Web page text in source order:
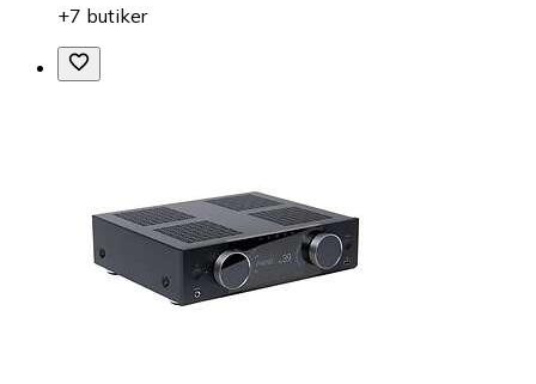
+7 butiker